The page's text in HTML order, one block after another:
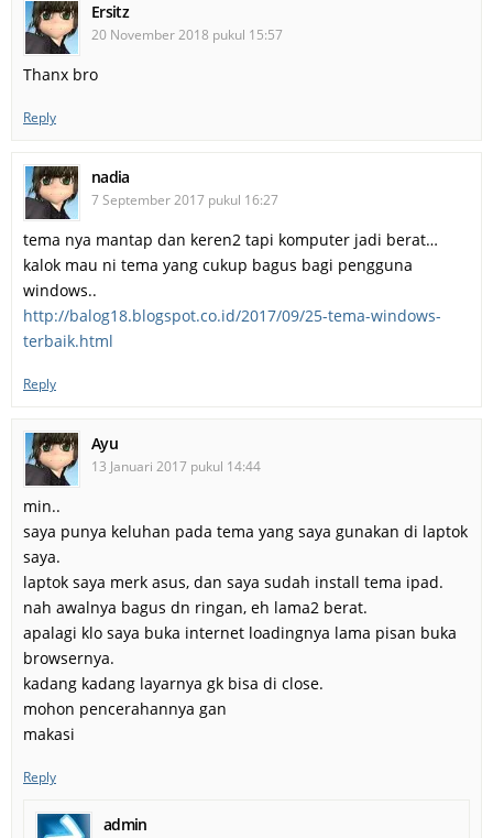
Ersitz
20 November 2018 pukul 15:57
Thanx bro
Reply
nadia
7 September 2017 pukul 16:27
tema nya mantap dan keren2 tapi komputer jadi berat…
kalok mau ni tema yang cukup bagus bagi pengguna
windows..
http://balog18.blogspot.co.id/2017/09/25-tema-windows-
terbaik.html
Reply
Ayu
13 Januari 2017 pukul 14:44
min..
saya punya keluhan pada tema yang saya gunakan di laptok
saya.
laptok saya merk asus, dan saya sudah install tema ipad.
nah awalnya bagus dn ringan, eh lama2 berat.
apalagi klo saya buka internet loadingnya lama pisan buka
browsernya.
kadang kadang layarnya gk bisa di close.
mohon pencerahannya gan
makasi
Reply
admin